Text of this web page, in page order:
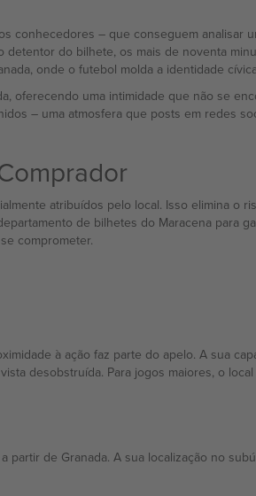
conhecedores – que conseguem analisar
do bilhete, os mais de noventa
onde o futebol molda a identidade
uma intimidade que não se
– uma atmosfera que posts em redes
atribuídos pelo local. Isso elimina o
de bilhetes do Maracena para
comprometer.
à ação faz parte do apelo. A sua
desobstruída. Para jogos maiores, o
de Granada. A sua localização no